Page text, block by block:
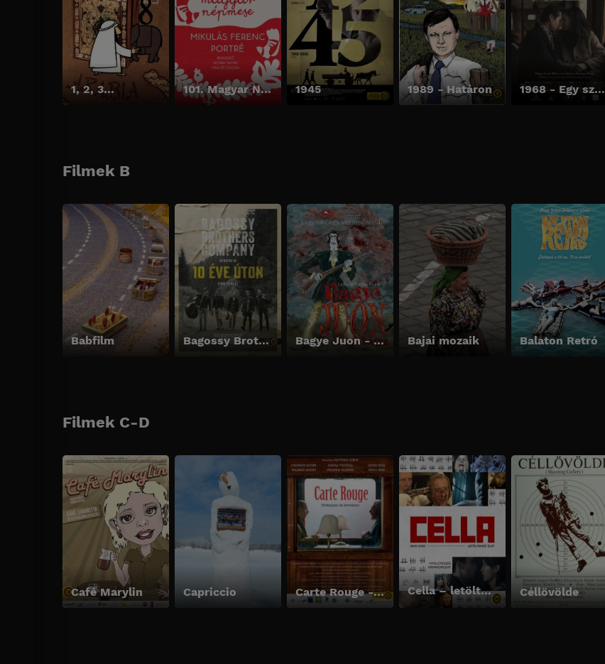
1, 2, 3… 101. Magyar Népmese - Mikulás Ferenc portré 1945 1989 - Határon 1968 - Egy szerelem rekonstrukciója
Filmek B
Babfilm Bagossy Brothers Company - 10 éve úton Bagye Juon - János bátya Bajai mozaik Balaton Retró
Filmek C-D
Café Marylin Capriccio Carte Rouge - Vörös térkép Cella – letöltendő élet Céllövölde